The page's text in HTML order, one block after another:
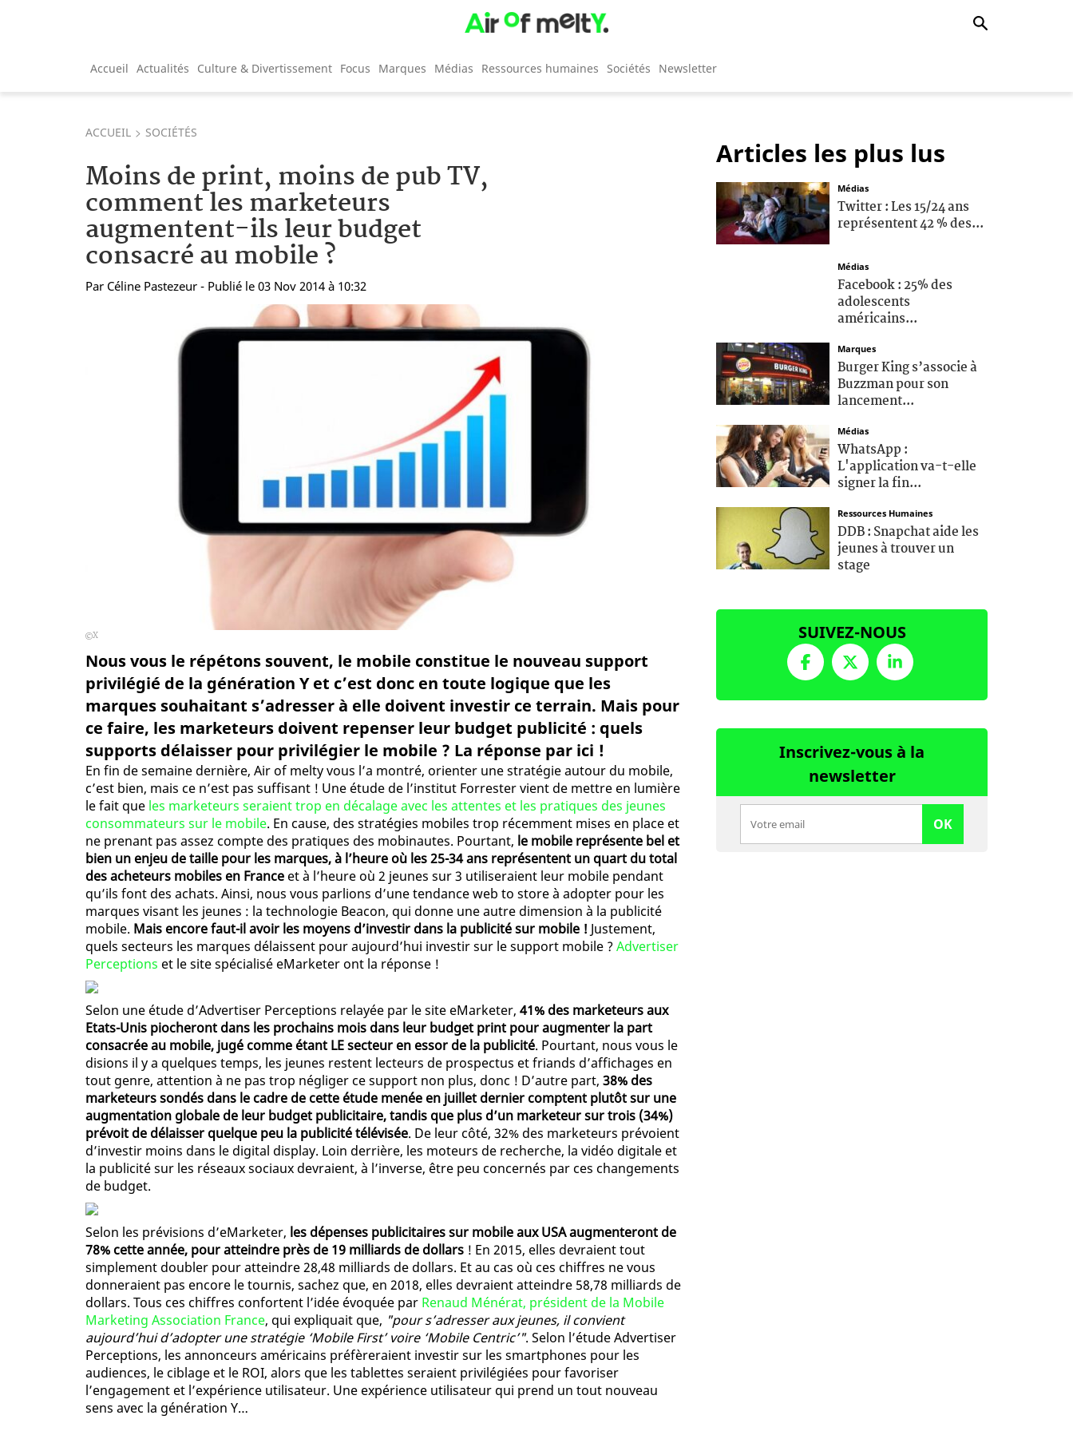
Accueil Actualités Culture & Divertissement Focus Marques Médias Ressources humaines Sociétés Newsletter
ACCUEIL SOCIÉTÉS
Moins de print, moins de pub TV,
comment les marketeurs
augmentent-ils leur budget
consacré au mobile ?
Par Céline Pastezeur - Publié le 03 Nov 2014 à 10:32
X
Nous vous le répétons souvent, le mobile constitue le nouveau support
privilégié de la génération Y et c’est donc en toute logique que les
marques souhaitant s’adresser à elle doivent investir ce terrain. Mais pour
ce faire, les marketeurs doivent repenser leur budget publicité : quels
supports délaisser pour privilégier le mobile ? La réponse par ici !
En fin de semaine dernière, Air of melty vous l’a montré, orienter une stratégie autour du mobile,
c’est bien, mais ce n’est pas suffisant ! Une étude de l’institut Forrester vient de mettre en lumière
le fait que les marketeurs seraient trop en décalage avec les attentes et les pratiques des jeunes
consommateurs sur le mobile. En cause, des stratégies mobiles trop récemment mises en place et
ne prenant pas assez compte des pratiques des mobinautes. Pourtant, le mobile représente bel et
bien un enjeu de taille pour les marques, à l’heure où les 25-34 ans représentent un quart du total
des acheteurs mobiles en France et à l’heure où 2 jeunes sur 3 utiliseraient leur mobile pendant
qu’ils font des achats. Ainsi, nous vous parlions d’une tendance web to store à adopter pour les
marques visant les jeunes : la technologie Beacon, qui donne une autre dimension à la publicité
mobile. Mais encore faut-il avoir les moyens d’investir dans la publicité sur mobile ! Justement,
quels secteurs les marques délaissent pour aujourd’hui investir sur le support mobile ?Advertiser
Perceptions et le site spécialisé eMarketer ont la réponse !
Selon une étude d’Advertiser Perceptions relayée par le site eMarketer, 41% des marketeurs aux
Etats-Unis piocheront dans les prochains mois dans leur budget print pour augmenter la part
consacrée au mobile, jugé comme étant LE secteur en essor de la publicité. Pourtant, nous vous le
disions il y a quelques temps, les jeunes restent lecteurs de prospectus et friands d’affichages en
tout genre, attention à ne pas trop négliger ce support non plus, donc ! D’autre part, 38% des
marketeurs sondés dans le cadre de cette étude menée en juillet dernier comptent plutôt sur une
augmentation globale de leur budget publicitaire, tandis que plus d’un marketeur sur trois (34%)
prévoit de délaisser quelque peu la publicité télévisée. De leur côté, 32% des marketeurs prévoient
d’investir moins dans le digital display. Loin derrière, les moteurs de recherche, la vidéo digitale et
la publicité sur les réseaux sociaux devraient, à l’inverse, être peu concernés par ces changements
de budget.
Selon les prévisions d’eMarketer, les dépenses publicitaires sur mobile aux USA augmenteront de
78% cette année, pour atteindre près de 19 milliards de dollars ! En 2015, elles devraient tout
simplement doubler pour atteindre 28,48 milliards de dollars. Et au cas où ces chiffres ne vous
donneraient pas encore le tournis, sachez que, en 2018, elles devraient atteindre 58,78 milliards de
dollars. Tous ces chiffres confortent l’idée évoquée par Renaud Ménérat, président de la Mobile
Marketing Association France, qui expliquait que, "pour s’adresser aux jeunes, il convient
aujourd’hui d’adopter une stratégie ‘Mobile First’ voire ‘Mobile Centric’". Selon l’étude Advertiser
Perceptions, les annonceurs américains préfèreraient investir sur les smartphones pour les
audiences, le ciblage et le ROI, alors que les tablettes seraient privilégiées pour favoriser
l’engagement et l’expérience utilisateur. Une expérience utilisateur qui prend un tout nouveau
sens avec la génération Y…
Articles les plus lus
Médias
Twitter : Les 15/24 ans
représentent 42 % des...
Médias
Facebook : 25% des
adolescents
américains...
Marques
Burger King s’associe à
Buzzman pour son
lancement...
Médias
WhatsApp :
L'application va-t-elle
signer la fin...
Ressources Humaines
DDB : Snapchat aide les
jeunes à trouver un
stage
SUIVEZ-NOUS
Inscrivez-vous à la
newsletter
OK